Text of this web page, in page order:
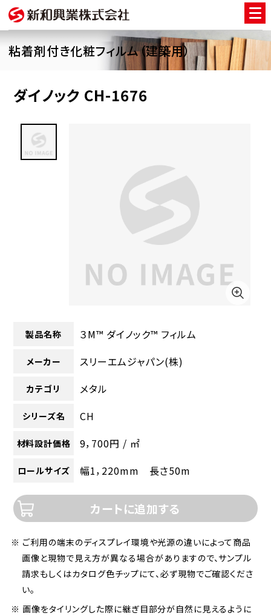
粘着剤付き化粧フィルム（建築用）
ダイノック CH-1676
製品名称 ３M™ ダイノック™ フィルム
メーカー スリーエムジャパン(株)
カテゴリ メタル
シリーズ名 CH
材料設計価格 9，700円 / ㎡
ロールサイズ 幅1，220mm 長さ50m
カートに追加する
※ ご利用の端末のディスプレイ環境や光源の違いによって商品
画像と現物で見え方が異なる場合がありますので、サンプル
請求もしくはカタログ色チップにて、必ず現物でご確認くださ
い。
※ 画像をタイリングした際に継ぎ目部分が自然に見えるように